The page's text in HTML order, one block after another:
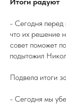
- Сегодня перед
что их решение
совет поможет
подытожил
Подвела итоги
- Сегодня мы